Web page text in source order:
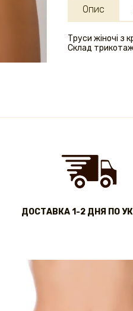
Опис
Труси жіночі з
Склад
ДОСТАВКА 1-2 ДНЯ ПО